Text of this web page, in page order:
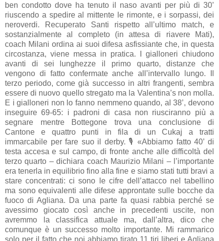
ben condotto dove ha tenuto il naso avanti per più di 30’
riuscendo a spedire al mittente le rimonte, e i sorpassi, dei
neroverdi. Recuperato Santi rispetto all’ultimo match, e
sostanzialmente al completo (in attesa di riavere Mati),
coach Milani ordina ai suoi difesa asfissiante che, in questa
circostanza, viene messa in pratica. I gialloneri chiudono
avanti di sei lunghezze il primo quarto, distanze che
vengono di fatto confermate anche all’intervallo lungo. Il
terzo periodo, come già successo in altri frangenti, sembra
essere di nuovo quello stregato ma la Valentina’s non molla.
E i gialloneri non lo fanno nemmeno quando, al 38’, devono
inseguire 69-65: i padroni di casa non riusciranno più a
segnare mentre Bottegone trova una conclusione di
Cantone e quattro punti in fila di un Cukaj a tratti
immarcabile per fare suo il derby. 🎙️ «Abbiamo fatto 40’ di
testa accesa e sul campo, di fronte anche alle difficoltà del
terzo quarto – dichiara coach Maurizio Milani – l’importante
era tenerla in equilibrio fino alla fine e siamo stati tutti bravi a
stare concentrati: ci sono le cifre dell’attacco nel tabellino
ma sono equivalenti alle difese approntate sulle bocche da
fuoco di Agliana. Da una parte fa quasi rabbia perché se
avessimo giocato così anche in precedenti uscite, non
avremmo la classifica attuale ma, dall’altra, dico che
comunque è un successo molto importante. Mi rammarico
solo per il fatto che noi abbiamo tirato 11 tiri liberi e Agliana